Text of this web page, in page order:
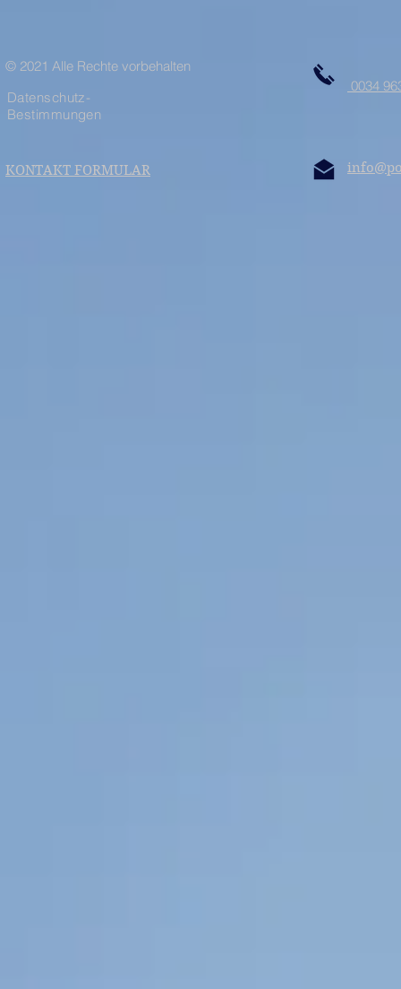
© 2021 Alle Rechte vorbehalten
Datenschutz-
Bestimmungen
KONTAKT FORMULAR
0034